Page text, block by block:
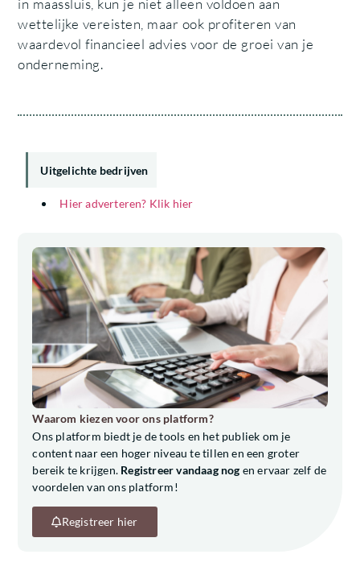
in maassluis, kun je niet alleen voldoen aan
wettelijke vereisten, maar ook profiteren van
waardevol financieel advies voor de groei van je
onderneming.
Uitgelichte bedrijven
Hier adverteren? Klik hier
Waarom kiezen voor ons platform?
Ons platform biedt je de tools en het publiek om je
content naar een hoger niveau te tillen en een groter
bereik te krijgen. Registreer vandaag nog en ervaar zelf de
voordelen van ons platform!
Registreer hier